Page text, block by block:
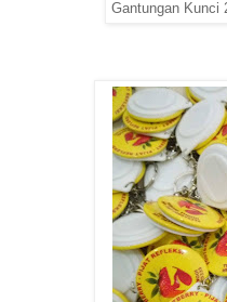
Gantungan Kunci